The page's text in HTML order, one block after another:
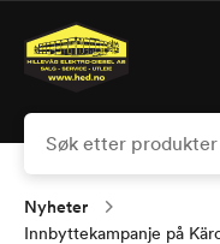
hovedinnhold
Nyheter
Innbyttekampanje på